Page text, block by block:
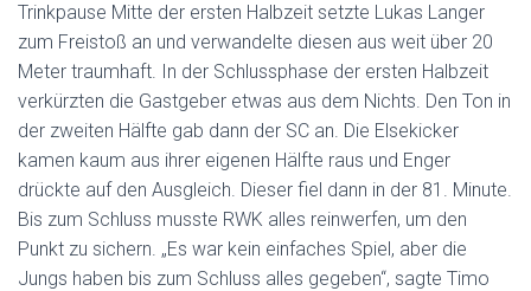
Trinkpause Mitte der ersten Halbzeit setzte Lukas Langer
zum Freistoß an und verwandelte diesen aus weit über 20
Meter traumhaft. In der Schlussphase der ersten Halbzeit
verkürzten die Gastgeber etwas aus dem Nichts. Den Ton in
der zweiten Hälfte gab dann der SC an. Die Elsekicker
kamen kaum aus ihrer eigenen Hälfte raus und Enger
drückte auf den Ausgleich. Dieser fiel dann in der 81. Minute.
Bis zum Schluss musste RWK alles reinwerfen, um den
Punkt zu sichern. „Es war kein einfaches Spiel, aber die
Jungs haben bis zum Schluss alles gegeben“, sagte Timo